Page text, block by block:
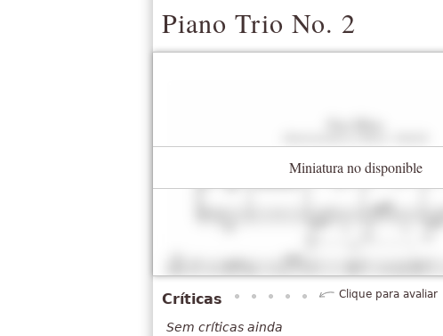
Piano Trio No. 2
Miniatura no disponible
Críticas Clique para avaliar
Sem críticas ainda